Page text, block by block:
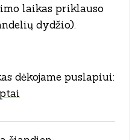
laikas priklauso
dydžio).
dėkojame puslapiui: